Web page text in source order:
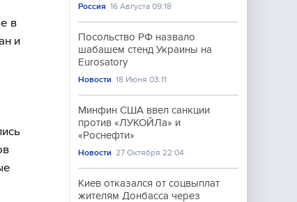
в
и
Россия 16 Августа 09:18
Посольство РФ назвало
шабашем стенд Украины на
Eurosatory
Новости 18 Июня 03:11
Минфин США ввел санкции
против «ЛУКОЙЛа» и
«Роснефти»
Новости 27 Октября 22:04
Киев отказался от соцвыплат
жителям Донбасса через